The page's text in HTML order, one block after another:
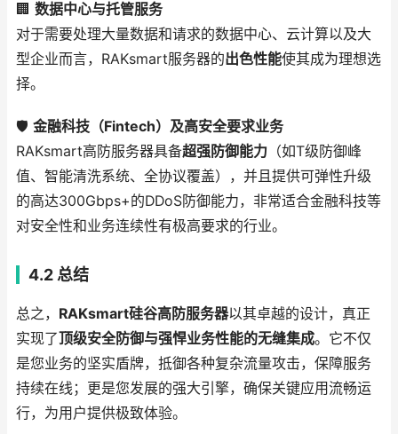
🏢 数据中心与托管服务
对于需要处理大量数据和请求的数据中心、云计算以及大
型企业而言，RAKsmart服务器的出色性能使其成为理想选
择。
🛡️ 金融科技（Fintech）及高安全要求业务
RAKsmart高防服务器具备超强防御能力 （如T级防御峰
值、智能清洗系统、全协议覆盖），并且提供可弹性升级
的高达300Gbps+的DDoS防御能力，非常适合金融科技等
对安全性和业务连续性有极高要求的行业。
4.2 总结
总之， RAKsmart硅谷高防服务器以其卓越的设计，真正
实现了顶级安全防御与强悍业务性能的无缝集成。它不仅
是您业务的坚实盾牌，抵御各种复杂流量攻击，保障服务
持续在线；更是您发展的强大引擎，确保关键应用流畅运
行，为用户提供极致体验。